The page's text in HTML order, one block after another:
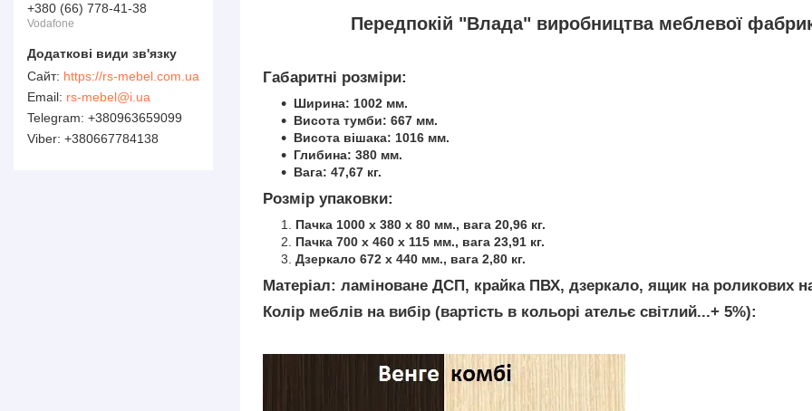
Передпокій "Влада" виробництва меблевої
Габаритні розміри:
Ширина: 1002 мм.
Висота тумби: 667 мм.
Висота вішака: 1016 мм.
Глибина: 380 мм.
Вага: 47,67 кг.
Розмір упаковки:
Пачка 1000 х 380 х 80 мм., вага 20,96 кг.
Пачка 700 х 460 х 115 мм., вага 23,91 кг.
Дзеркало 672 х 440 мм., вага 2,80 кг.
Матеріал: ламіноване ДСП, крайка ПВХ, дзеркало, ящик на роликових
Колір меблів на вибір (вартість в кольорі ательє світлий...+ 5%):
+380 (66) 778-41-38
Vodafone
https://rs-mebel.com.ua
rs-mebel@i.ua
+380963659099
+380667784138